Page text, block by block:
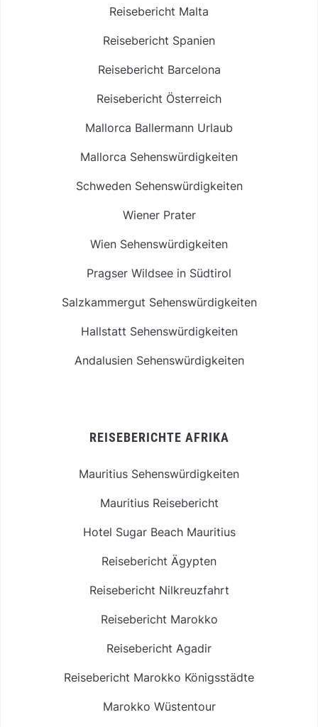
Reisebericht Malta
Reisebericht Spanien
Reisebericht Barcelona
Reisebericht Österreich
Mallorca Ballermann Urlaub
Mallorca Sehenswürdigkeiten
Schweden Sehenswürdigkeiten
Wiener Prater
Wien Sehenswürdigkeiten
Pragser Wildsee in Südtirol
Salzkammergut Sehenswürdigkeiten
Hallstatt Sehenswürdigkeiten
Andalusien Sehenswürdigkeiten
REISEBERICHTE AFRIKA
Mauritius Sehenswürdigkeiten
Mauritius Reisebericht
Hotel Sugar Beach Mauritius
Reisebericht Ägypten
Reisebericht Nilkreuzfahrt
Reisebericht Marokko
Reisebericht Agadir
Reisebericht Marokko Königsstädte
Marokko Wüstentour